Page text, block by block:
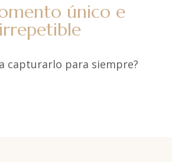
único e
irrepetible
capturarlo para siempre?